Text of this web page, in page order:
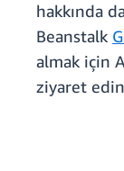
hakkında
Beanstalk
almak için
ziyaret